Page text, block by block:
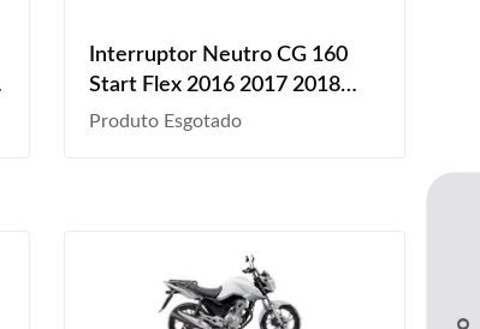
Interruptor Neutro CG 160
Start Flex 2016 2017 2018
2019 2020 2021 2022 2023
Produto Esgotado